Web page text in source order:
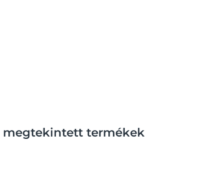
megtekintett termékek